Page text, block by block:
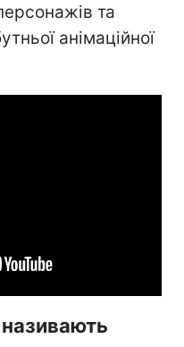
та
анімаційної